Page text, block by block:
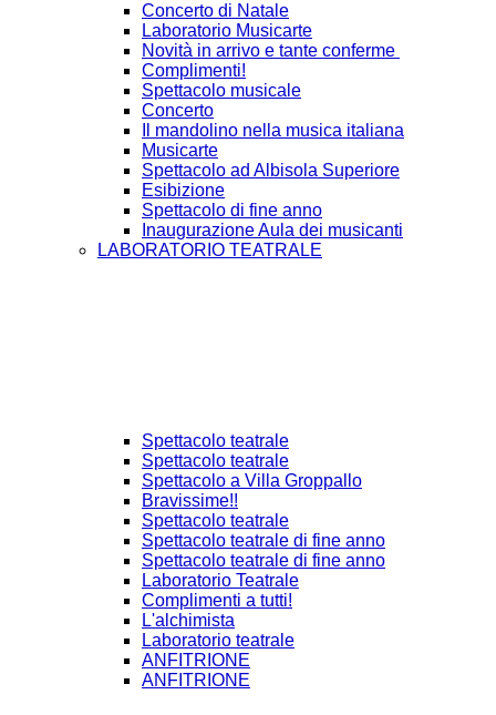
Concerto di Natale
Laboratorio Musicarte
Novità in arrivo e tante conferme
Complimenti!
Spettacolo musicale
Concerto
Il mandolino nella musica italiana
Musicarte
Spettacolo ad Albisola Superiore
Esibizione
Spettacolo di fine anno
Inaugurazione Aula dei musicanti
LABORATORIO TEATRALE
Spettacolo teatrale
Spettacolo teatrale
Spettacolo a Villa Groppallo
Bravissime!!
Spettacolo teatrale
Spettacolo teatrale di fine anno
Spettacolo teatrale di fine anno
Laboratorio Teatrale
Complimenti a tutti!
L'alchimista
Laboratorio teatrale
ANFITRIONE
ANFITRIONE